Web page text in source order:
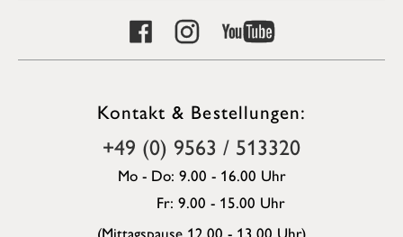
Kontakt & Bestellungen:
+49 (0) 9563 / 513320
Mo - Do: 9.00 - 16.00 Uhr
Fr: 9.00 - 15.00 Uhr
(Mittagspause 12.00 - 13.00 Uhr)